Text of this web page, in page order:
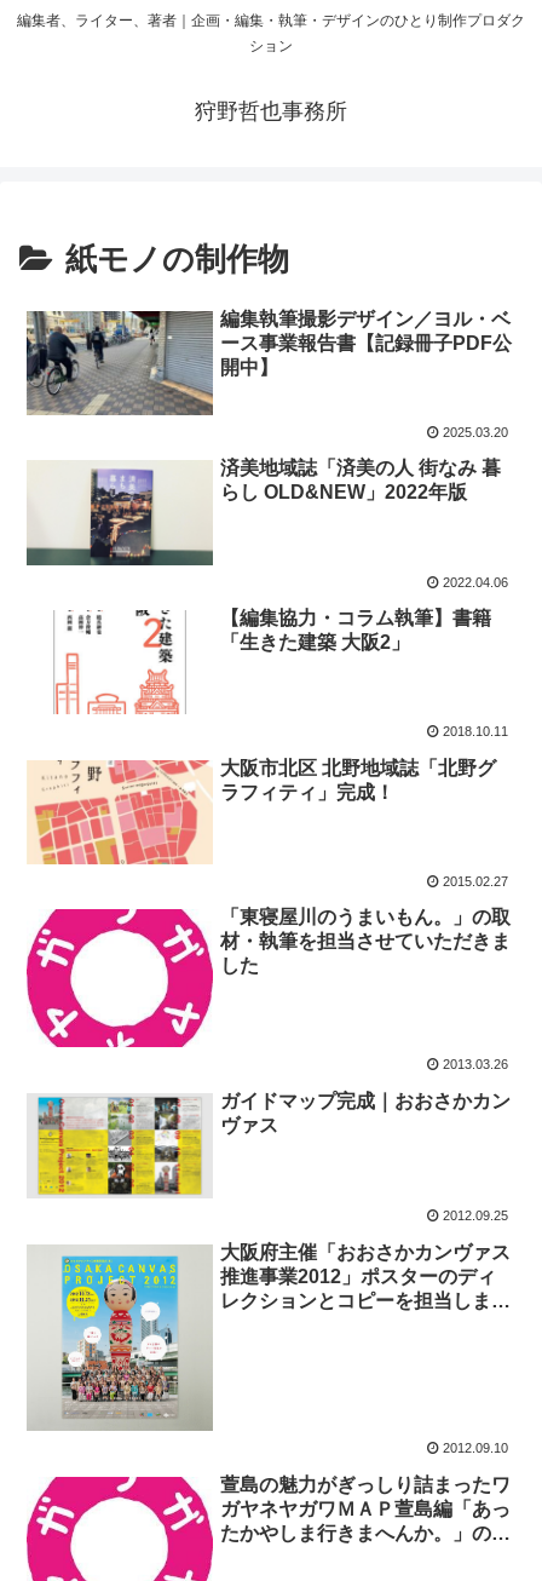
編集者、ライター、著者｜企画・編集・執筆・デザインのひとり制作プロダク
ション
狩野哲也事務所
紙モノの制作物
編集執筆撮影デザイン／ヨル・ベ
ース事業報告書【記録冊子PDF公
開中】
2025.03.20
済美地域誌「済美の人 街なみ 暮
らし OLD&NEW」2022年版
2022.04.06
【編集協力・コラム執筆】書籍
「生きた建築 大阪2」
2018.10.11
大阪市北区 北野地域誌「北野グ
ラフィティ」完成！
2015.02.27
「東寝屋川のうまいもん。」の取
材・執筆を担当させていただきま
した
2013.03.26
ガイドマップ完成｜おおさかカン
ヴァス
2012.09.25
大阪府主催「おおさかカンヴァス
推進事業2012」ポスターのディ
レクションとコピーを担当しまし
2012.09.10
萱島の魅力がぎっしり詰まったワ
ガヤネヤガワＭＡＰ萱島編「あっ
たかやしま行きまへんか。」の取